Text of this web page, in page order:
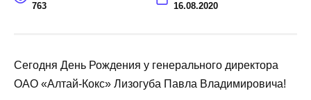
763 16.08.2020
Сегодня День Рождения у генерального директора
ОАО «Алтай-Кокс» Лизогуба Павла Владимировича!